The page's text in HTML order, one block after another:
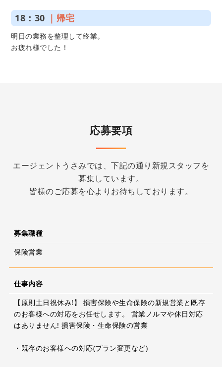
18：30 ｜帰宅
明日の業務を整理して終業。
お疲れ様でした！
応募要項
エージェントうさみでは、下記の通り新規スタッフを
募集しています。
皆様のご応募を心よりお待ちしております。
募集職種
保険営業
仕事内容
【原則土日祝休み!】 損害保険や生命保険の新規営業と既存
のお客様への対応をお任せします。 営業ノルマや休日対応
はありません! 損害保険・生命保険の営業
・既存のお客様への対応(プラン変更など)